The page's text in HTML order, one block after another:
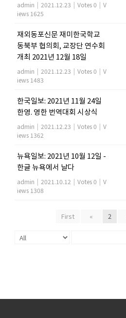
admin | 2021.12.23 | Votes 0 | V
iews 1625
재외동포신문 재미한국학교
동북부 협의회, 교장단 연수회
개최 2021년 12월 18일
admin | 2021.12.23 | Votes 0 | V
iews 1483
한국일보: 2021년 11월 24일
한영. 영한 번역대회 시상식
admin | 2021.12.23 | Votes 0 | V
iews 1362
뉴욕일보: 2021년 10월 12일 -
한글 뉴욕에서 날다
admin | 2021.10.12 | Votes 0 | V
iews 1308
First « 2